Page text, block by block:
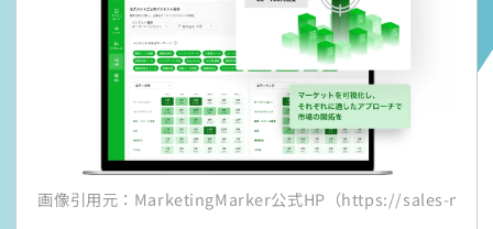
画像引用元：MarketingMarker公式HP（https://sales-